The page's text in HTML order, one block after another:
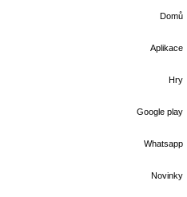
Domů
Aplikace
Hry
Google play
Whatsapp
Novinky